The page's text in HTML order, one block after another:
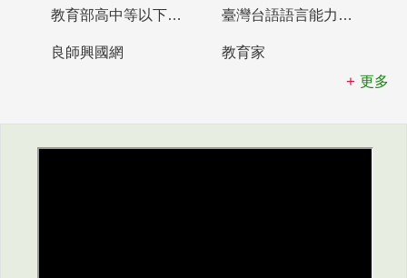
教育部高中等以下學校及幼兒園教師資格檢定考試 臺灣台語語言能力認證網站
良師興國網
教育家
更多